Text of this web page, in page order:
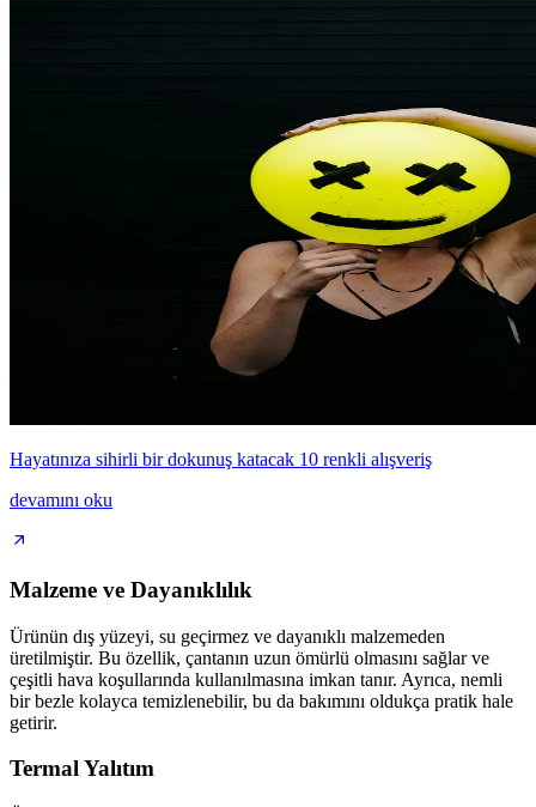
Hayatınıza sihirli bir dokunuş katacak 10 renkli alışveriş
devamını oku
Malzeme ve Dayanıklılık
Ürünün dış yüzeyi, su geçirmez ve dayanıklı malzemeden
üretilmiştir. Bu özellik, çantanın uzun ömürlü olmasını sağlar ve
çeşitli hava koşullarında kullanılmasına imkan tanır. Ayrıca, nemli
bir bezle kolayca temizlenebilir, bu da bakımını oldukça pratik hale
getirir.
Termal Yalıtım